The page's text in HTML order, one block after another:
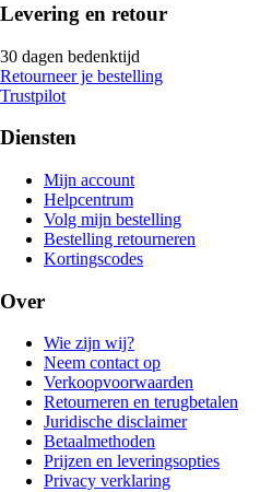
Levering en retour
30 dagen bedenktijd
Retourneer je bestelling
Trustpilot
Diensten
Mijn account
Helpcentrum
Volg mijn bestelling
Bestelling retourneren
Kortingscodes
Over
Wie zijn wij?
Neem contact op
Verkoopvoorwaarden
Retourneren en terugbetalen
Juridische disclaimer
Betaalmethoden
Prijzen en leveringsopties
Privacy verklaring